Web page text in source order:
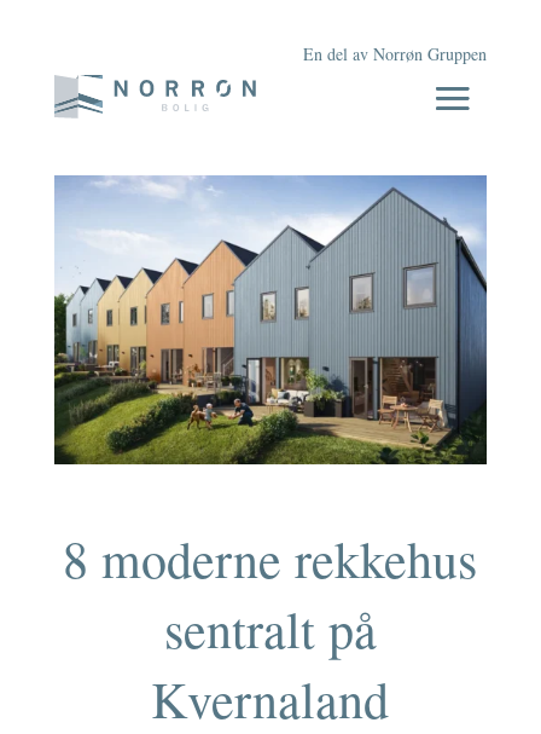
En del av Norrøn Gruppen
8 moderne rekkehus
sentralt på
Kvernaland